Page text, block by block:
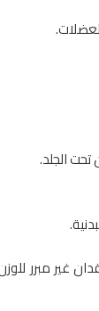
الجلد.
غير مبرر